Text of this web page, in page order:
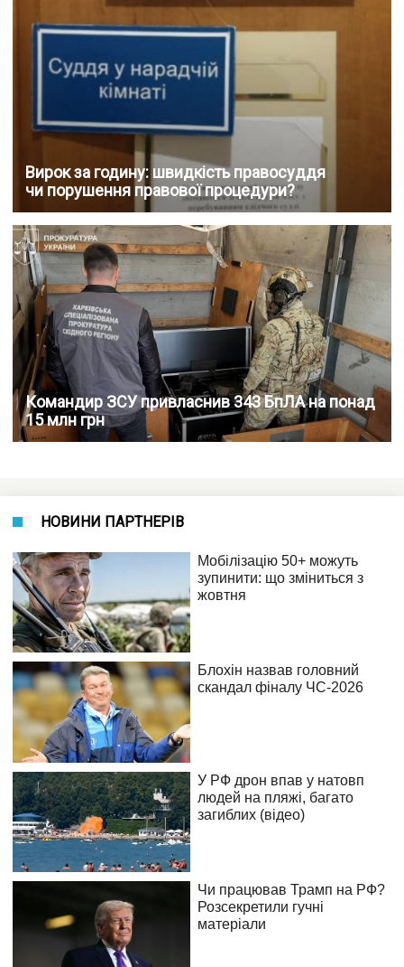
Вирок за годину: швидкість правосуддя
чи порушення правової процедури?
Командир ЗСУ привласнив 343 БпЛА на понад
15 млн грн
НОВИНИ ПАРТНЕРІВ